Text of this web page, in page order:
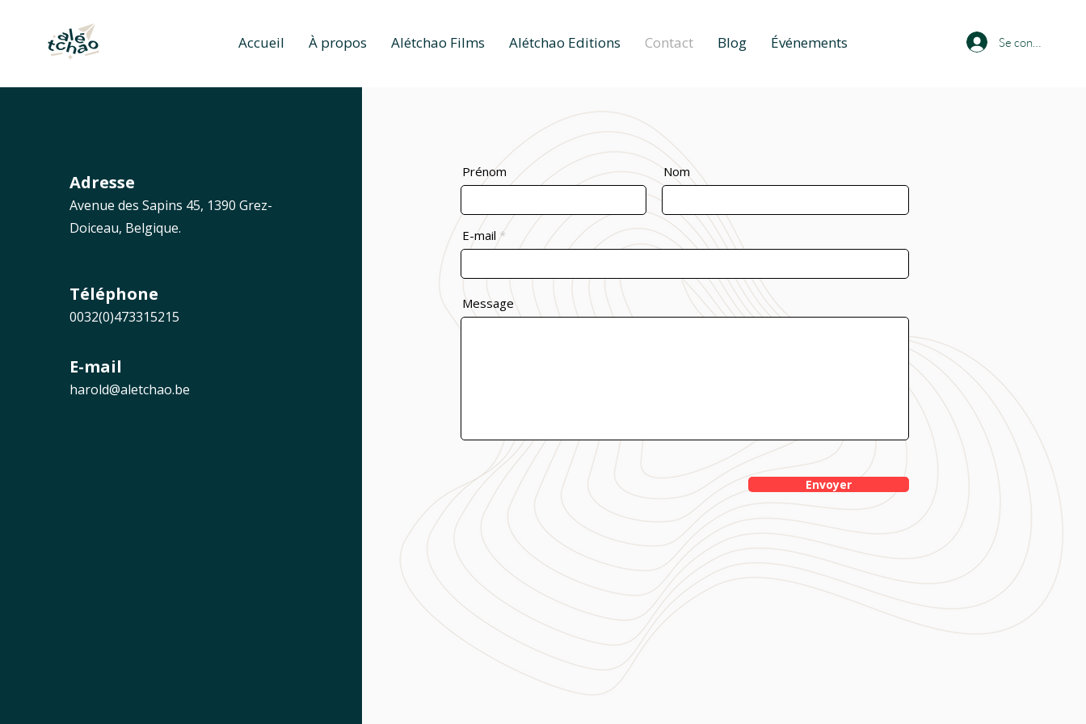
Accueil À propos Alétchao Films Alétchao Editions Contact Blog Événements Se connecter
Adresse
Avenue des Sapins 45, 1390 Grez-
Doiceau, Belgique.
Téléphone
0032(0)473315215
E-mail
harold@aletchao.be
Prénom Nom
E-mail
Message
Envoyer